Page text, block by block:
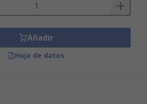
Añadir
Hoja de datos